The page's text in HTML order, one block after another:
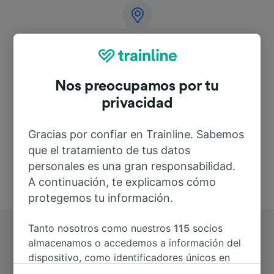
99880 Hörselgau
Deutschland
Nos preocupamos por tu
privacidad
Gracias por confiar en Trainline. Sabemos
que el tratamiento de tus datos
personales es una gran responsabilidad.
A continuación, te explicamos cómo
protegemos tu información.
Tanto nosotros como nuestros115 socios
almacenamos o accedemos a información del
dispositivo, como identificadores únicos en